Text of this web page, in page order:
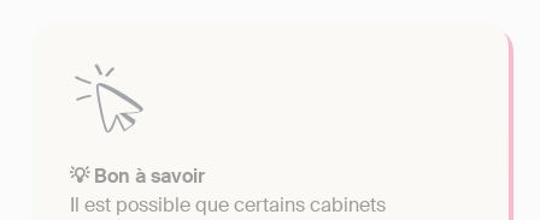
💡 Bon à savoir
Il est possible que certains cabinets